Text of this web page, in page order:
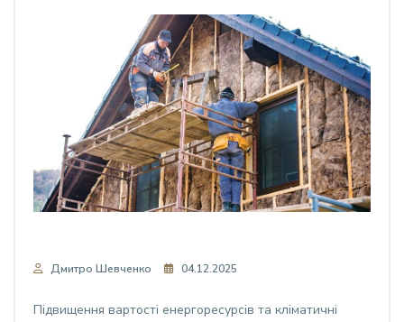
Дмитро Шевченко 04.12.2025
Підвищення вартості енергоресурсів та кліматичні